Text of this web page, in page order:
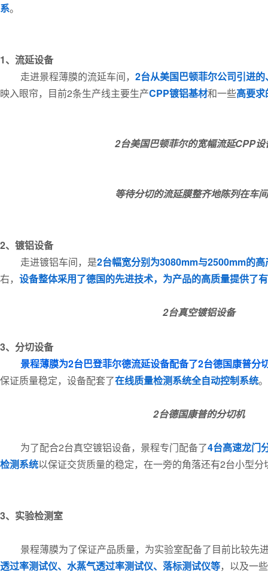
系。
1、流延设备
走进景程薄膜的流延车间， 2台从美国巴顿菲尔公司引进
映入眼帘，目前2条生产线主要生产CPP镀铝基材和一些高要
2台美国巴顿菲尔的宽幅流延CPP设
等待分切的流延膜整齐地陈列在车
2、镀铝设备
走进镀铝车间，是2台幅宽分别为3080mm与2500mm的
右， 设备整体采用了德国的先进技术，为产品的高质量提供了
2台真空镀铝设备
3、分切设备
景程薄膜为2台巴登菲尔德流延设备配备了2台德国康普分
保证质量稳定，设备配套了在线质量检测系统全自动控制系统
2台德国康普的分切机
为了配合2台真空镀铝设备，景程专门配备了4台高速龙门
检测系统以保证交货质量的稳定，在一旁的角落还有2台小型
3、实验检测室
景程薄膜为了保证产品质量，为实验室配备了目前比较先
透过率测试仪、水蒸气透过率测试仪、落标测试仪等，以及一